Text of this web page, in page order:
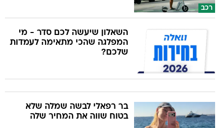
רכב
השאלון שיעשה לכם סדר - מי
המפלגה שהכי מתאימה לעמדות
שלכם?
בר רפאלי לבשה שמלה שלא
בטוח שווה את המחיר שלה